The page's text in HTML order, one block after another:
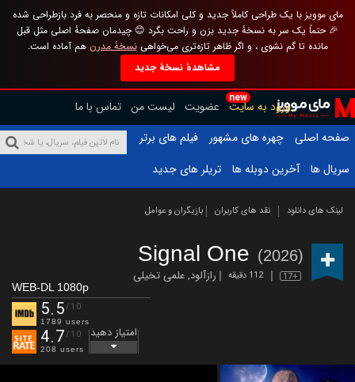
مای موویز با یک طراحی کاملاً جدید و کلی امکانات تازه و منحصر به فرد بازطراحی شده
🎉 حتماً یک سر به نسخهٔ جدید بزن و راحت بگرد 😊 چیدمان صفحهٔ اصلی مثل قبل
مانده تا گم نشوی ، و اگر ظاهر تازه‌تری می‌خواهینسخهٔ مدرن هم آماده است.
مشاهدهٔ نسخهٔ جدید
new
ورود به سایت عضویت لیست من تماس با ما
صفحه اصلی
چهره های مشهور
فیلم های برتر
سریال ها
آخرین دوبله ها تریلر های جدید
لینک های دانلود نقد های کاربران بازیگران و عوامل
Signal One (2026)
17+ 112 دقیقه رازآلود,علمی تخیلی
WEB-DL 1080p
5.5/10
1789 users
4.7/10
208 users
امتیاز دهید